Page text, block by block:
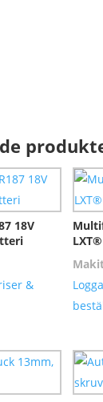
18V
&